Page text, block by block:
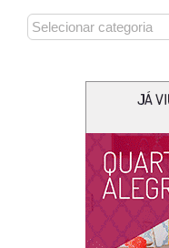
CATEGORIAS